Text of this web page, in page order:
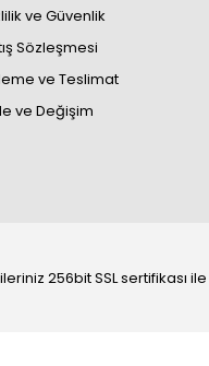
ve Güvenlik
Sözleşmesi
ve Teslimat
ve Değişim
256bit SSL sertifikası